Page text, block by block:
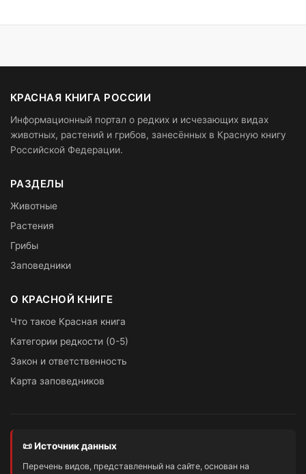
КРАСНАЯ КНИГА РОССИИ
Информационный портал о редких и исчезающих видах
животных, растений и грибов, занесённых в Красную книгу
Российской Федерации.
РАЗДЕЛЫ
Животные
Растения
Грибы
Заповедники
О КРАСНОЙ КНИГЕ
Что такое Красная книга
Категории редкости (0-5)
Закон и ответственность
Карта заповедников
📜 Источник данных
Перечень видов, представленный на сайте, основан на